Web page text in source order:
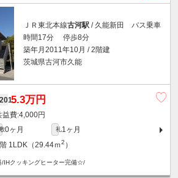
ＪＲ東北本線古河駅 / 久能新田 バス乗車
時間17分 停歩8分
築年月2011年10月 / 2階建
茨城県古河市久能
2015.3万円
4,000円
0ヶ月 礼1ヶ月
1LDK（29.44ｍ2 ）
/IHクッキングヒーター完備☆/